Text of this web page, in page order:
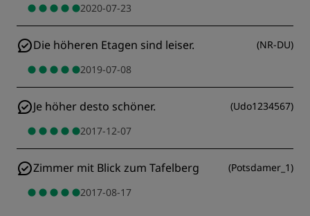
2020-07-23
Die höheren Etagen sind leiser. (NR-DU)
2019-07-08
Je höher desto schöner. (Udo1234567)
2017-12-07
Zimmer mit Blick zum Tafelberg (Potsdamer_1)
2017-08-17